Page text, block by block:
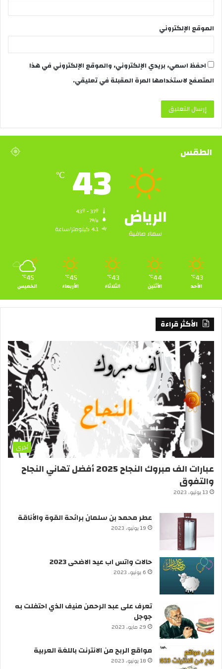
الموقع الإلكتروني
احفظ اسمي، بريدي الإلكتروني، والموقع الإلكتروني في هذا
المتصفح لاستخدامها المرة المقبلة في تعليقي.
الطقس
الرياض
سماء صافية
43
℃
7%
4.1 كيلومتر/ساعة
43
℃
الأحد
44
℃
الأثنين
43
℃
الثلاثاء
45
℃
الأربعاء
45
℃
الخميس
الأكثر قراءة
أخرى
عبارات الف مبروك النجاح 2025 أفضل تهاني النجاح
والتفوق
13 يونيو، 2023
عطر محمد بن سلمان برائحة القوة والأناقة
19 يونيو، 2023
حالات واتس اب عيد الاضحى 2023
6 يونيو، 2023
تعرف على عبد الرحمن منيف الذي احتفلت به
جوجل
29 مايو، 2023
مواقع الربح من الانترنت باللغة العربية
18 يونيو، 2023